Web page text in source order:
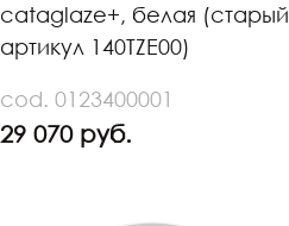
cataglaze+, белая (старый
артикул 140TZE00)
cod. 0123400001
29 070 руб.